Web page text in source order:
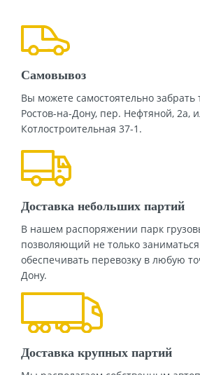
Самовывоз
Вы можете самостоятельно забрать
Ростов-на-Дону, пер. Нефтяной, 2а,
Котлостроительная 37-1.
Доставка небольших партий
В нашем распоряжении парк
позволяющий не только
обеспечивать перевозку в любую
Дону.
Доставка крупных партий